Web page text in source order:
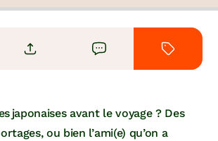
japonaises avant le voyage ? Des
ou bien l’ami(e) qu’on a